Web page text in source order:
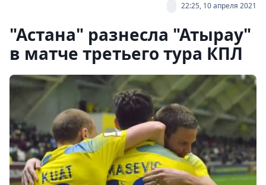
22:25, 10 апреля 2021
"Астана" разнесла "Атырау"
в матче третьего тура КПЛ